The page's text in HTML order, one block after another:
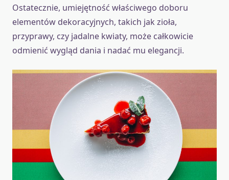
Ostatecznie, umiejętność właściwego doboru
elementów dekoracyjnych, takich jak zioła,
przyprawy, czy jadalne kwiaty, może całkowicie
odmienić wygląd dania i nadać mu elegancji.